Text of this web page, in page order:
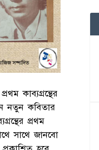
কাব্যগ্রন্থের
নতুন কবিতার
প্রথম
সাথে জানবো